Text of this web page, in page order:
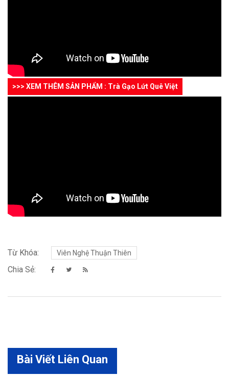
>>> XEM THÊM SẢN PHẨM : Trà Gạo Lứt Quê Việt
Từ Khóa: Viên Nghệ Thuận Thiên
Chia Sẻ:
Bài Viết Liên Quan